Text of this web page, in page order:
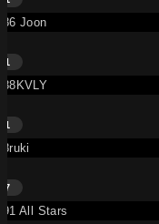
86 Joon
1
88KVLY
1
8ruki
7
91 All Stars